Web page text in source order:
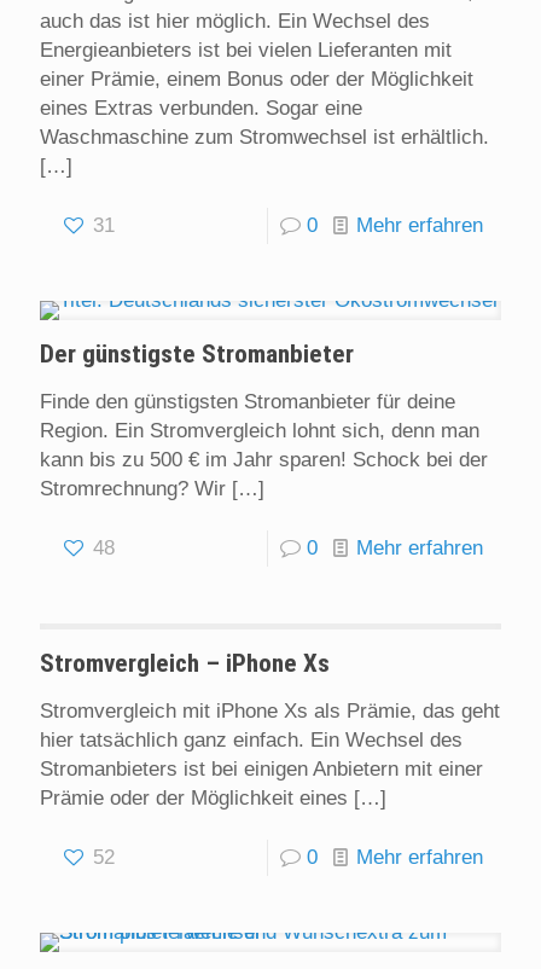
auch das ist hier möglich. Ein Wechsel des
Energieanbieters ist bei vielen Lieferanten mit
einer Prämie, einem Bonus oder der Möglichkeit
eines Extras verbunden. Sogar eine
Waschmaschine zum Stromwechsel ist erhältlich.
[…]
31 0 Mehr erfahren
Der günstigste Stromanbieter
Finde den günstigsten Stromanbieter für deine
Region. Ein Stromvergleich lohnt sich, denn man
kann bis zu 500 € im Jahr sparen! Schock bei der
Stromrechnung? Wir […]
48 0 Mehr erfahren
Stromvergleich – iPhone Xs
Stromvergleich mit iPhone Xs als Prämie, das geht
hier tatsächlich ganz einfach. Ein Wechsel des
Stromanbieters ist bei einigen Anbietern mit einer
Prämie oder der Möglichkeit eines […]
52 0 Mehr erfahren